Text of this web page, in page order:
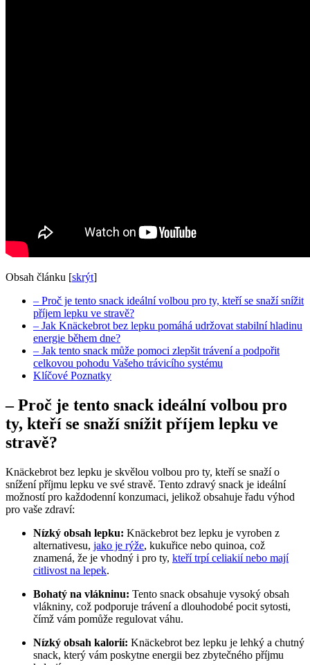
Obsah článku [skrýt]
– Proč je tento snack ideální volbou pro ty, kteří se snaží snížit
příjem lepku ve stravě?
– Jak Knäckebrot bez lepku pomáhá udržovat stabilní hladinu
energie během dne?
– Jak tento snack může pomoci zlepšit trávení a podpořit
celkovou pohodu Vašeho trávicího systému
Klíčové Poznatky
– Proč je tento snack ideální volbou pro
ty, kteří se snaží snížit příjem lepku ve
stravě?
Knäckebrot bez lepku je skvělou volbou pro ty, kteří se snaží o
snížení příjmu lepku ve své stravě. Tento zdravý snack je ideální
možností pro každodenní konzumaci, jelikož obsahuje řadu výhod
pro vaše zdraví:
Nízký obsah lepku: Knäckebrot bez lepku je vyroben z
alternativesu, jako je rýže, kukuřice nebo quinoa, což
znamená, že je vhodný i pro ty, kteří trpí celiakií nebo mají
citlivost na lepek.
Bohatý na vlákninu: Tento snack obsahuje vysoký obsah
vlákniny, což podporuje trávení a dlouhodobé pocit sytosti,
čímž vám pomůže regulovat váhu.
Nízký obsah kalorií: Knäckebrot bez lepku je lehký a chutný
snack, který vám poskytne energii bez zbytečného příjmu